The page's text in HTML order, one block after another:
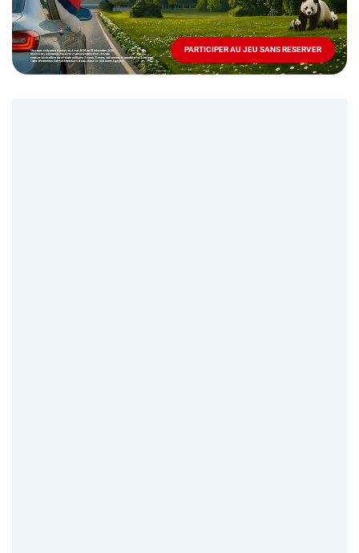
Locations
PARTICIPER AU JEU SANS RESERVER
PARTICIPER
AU
JEU